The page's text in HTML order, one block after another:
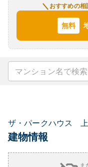
おすすめの
無料
ザ・パークハウス
建物情報
ま